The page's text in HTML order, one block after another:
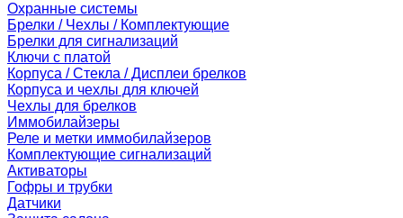
Охранные системы
Брелки / Чехлы / Комплектующие
Брелки для сигнализаций
Ключи с платой
Корпуса / Стекла / Дисплеи брелков
Корпуса и чехлы для ключей
Чехлы для брелков
Иммобилайзеры
Реле и метки иммобилайзеров
Комплектующие сигнализаций
Активаторы
Гофры и трубки
Датчики